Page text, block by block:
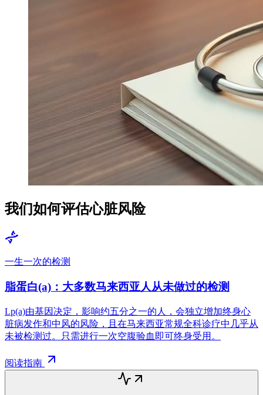
我们如何评估心脏风险
一生一次的检测
脂蛋白(a)：大多数马来西亚人从未做过的检测
Lp(a)由基因决定，影响约五分之一的人，会独立增加终身心
脏病发作和中风的风险，且在马来西亚常规全科诊疗中几乎从
未被检测过。只需进行一次空腹验血即可终身受用。
阅读指南